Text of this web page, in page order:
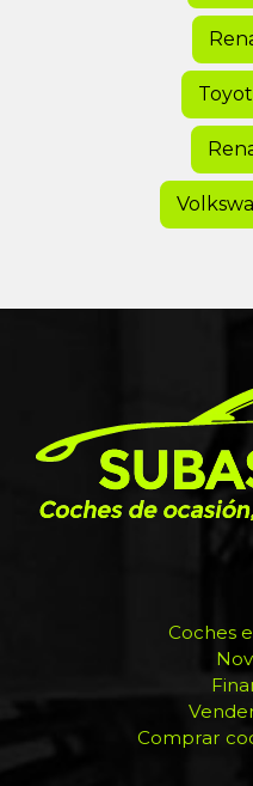
Coches
Comprar